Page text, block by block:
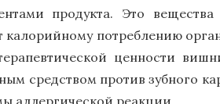
продукта. Это
калорийному потреблению
ценности
средством против зубного
аллергической реакции.